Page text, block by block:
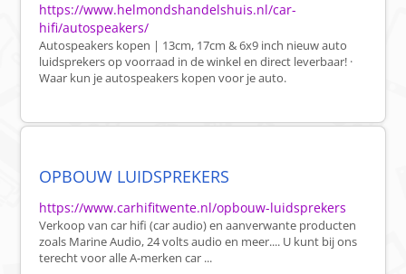
https://www.helmondshandelshuis.nl/car-
hifi/autospeakers/
Autospeakers kopen | 13cm, 17cm & 6x9 inch nieuw auto
luidsprekers op voorraad in de winkel en direct leverbaar! ·
Waar kun je autospeakers kopen voor je auto.
OPBOUW LUIDSPREKERS
https://www.carhifitwente.nl/opbouw-luidsprekers
Verkoop van car hifi (car audio) en aanverwante producten
zoals Marine Audio, 24 volts audio en meer.... U kunt bij ons
terecht voor alle A-merken car ...